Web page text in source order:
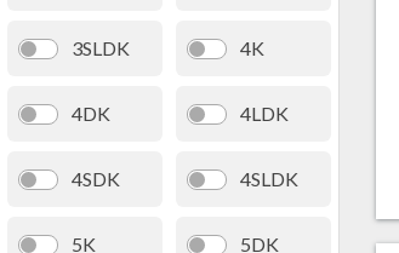
3SLDK 4K
4DK 4LDK
4SDK 4SLDK
5K 5DK